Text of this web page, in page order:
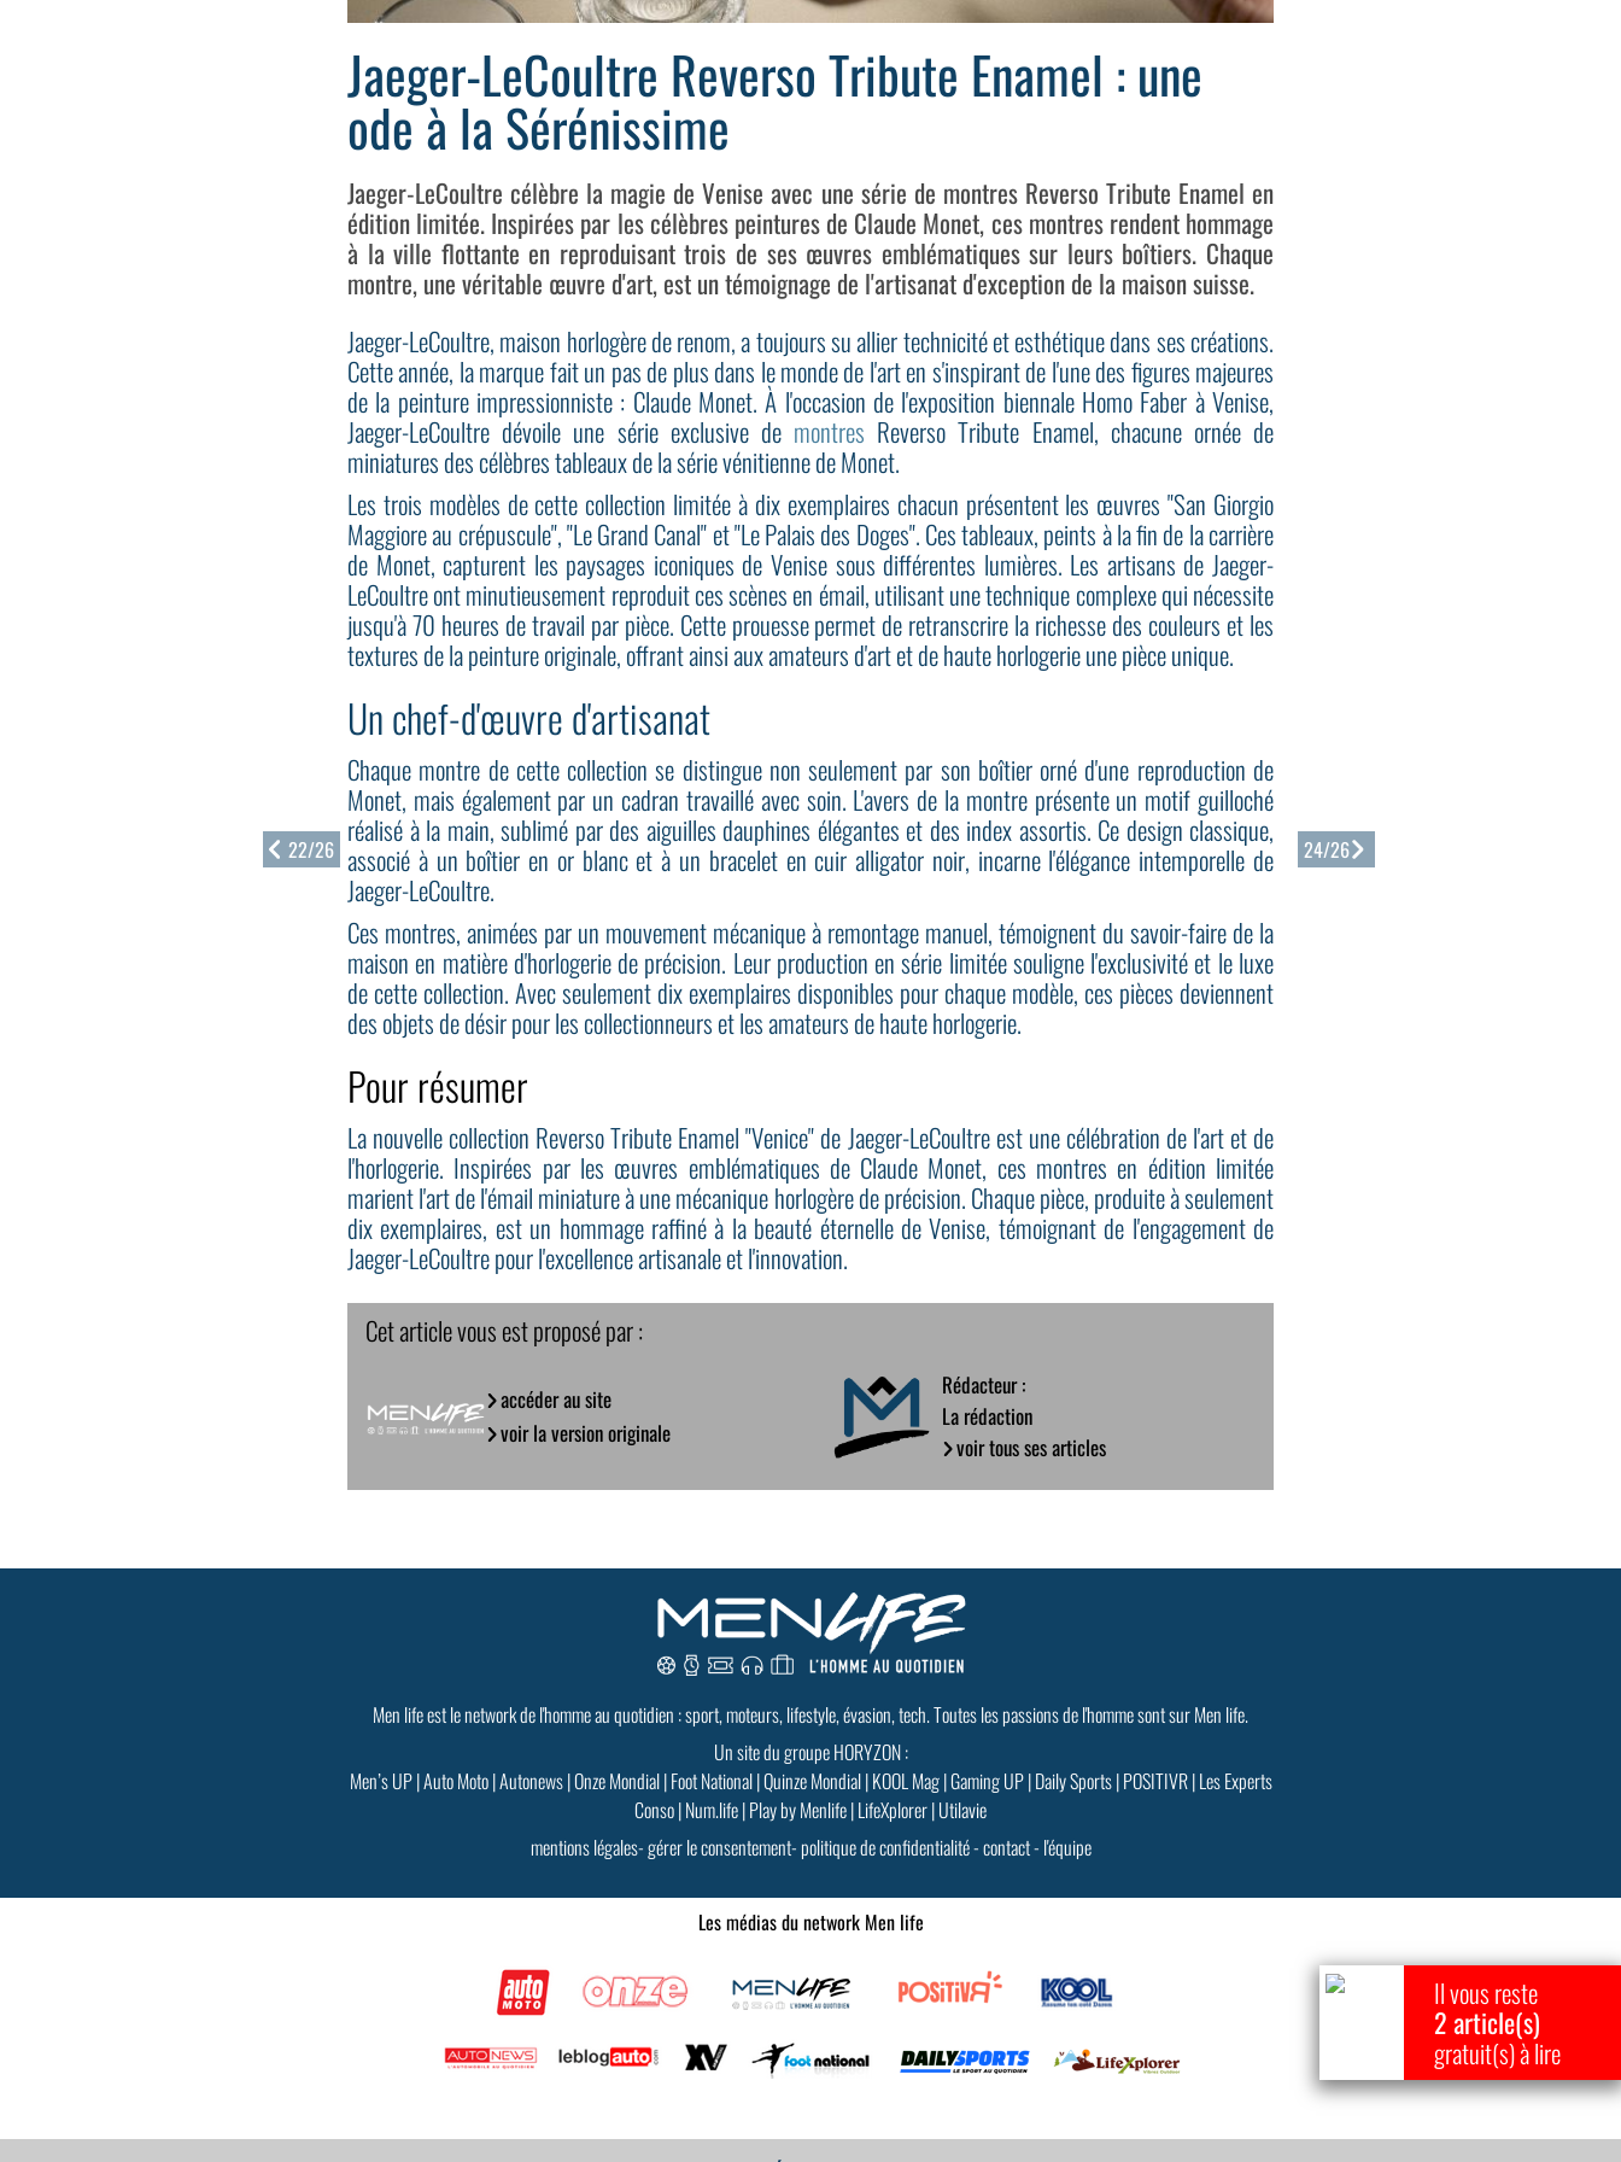
22/26
Jaeger-LeCoultre Reverso Tribute Enamel : une
ode à la Sérénissime
Jaeger-LeCoultre célèbre la magie de Venise avec une série de montres Reverso Tribute Enamel en
édition limitée. Inspirées par les célèbres peintures de Claude Monet, ces montres rendent hommage
à la ville flottante en reproduisant trois de ses œuvres emblématiques sur leurs boîtiers. Chaque
montre, une véritable œuvre d'art, est un témoignage de l'artisanat d'exception de la maison suisse.
Jaeger-LeCoultre, maison horlogère de renom, a toujours su allier technicité et esthétique dans ses créations.
Cette année, la marque fait un pas de plus dans le monde de l'art en s'inspirant de l'une des figures majeures
de la peinture impressionniste : Claude Monet. À l'occasion de l'exposition biennale Homo Faber à Venise,
Jaeger-LeCoultre dévoile une série exclusive de montres Reverso Tribute Enamel, chacune ornée de
miniatures des célèbres tableaux de la série vénitienne de Monet.
Les trois modèles de cette collection limitée à dix exemplaires chacun présentent les œuvres "San Giorgio
Maggiore au crépuscule", "Le Grand Canal" et "Le Palais des Doges". Ces tableaux, peints à la fin de la carrière
de Monet, capturent les paysages iconiques de Venise sous différentes lumières. Les artisans de Jaeger-
LeCoultre ont minutieusement reproduit ces scènes en émail, utilisant une technique complexe qui nécessite
jusqu'à 70 heures de travail par pièce. Cette prouesse permet de retranscrire la richesse des couleurs et les
textures de la peinture originale, offrant ainsi aux amateurs d'art et de haute horlogerie une pièce unique.
Un chef-d'œuvre d'artisanat
Chaque montre de cette collection se distingue non seulement par son boîtier orné d'une reproduction de
Monet, mais également par un cadran travaillé avec soin. L'avers de la montre présente un motif guilloché
réalisé à la main, sublimé par des aiguilles dauphines élégantes et des index assortis. Ce design classique,
associé à un boîtier en or blanc et à un bracelet en cuir alligator noir, incarne l'élégance intemporelle de
Jaeger-LeCoultre.
Ces montres, animées par un mouvement mécanique à remontage manuel, témoignent du savoir-faire de la
maison en matière d'horlogerie de précision. Leur production en série limitée souligne l'exclusivité et le luxe
de cette collection. Avec seulement dix exemplaires disponibles pour chaque modèle, ces pièces deviennent
des objets de désir pour les collectionneurs et les amateurs de haute horlogerie.
Pour résumer
La nouvelle collection Reverso Tribute Enamel "Venice" de Jaeger-LeCoultre est une célébration de l'art et de
l'horlogerie. Inspirées par les œuvres emblématiques de Claude Monet, ces montres en édition limitée
marient l'art de l'émail miniature à une mécanique horlogère de précision. Chaque pièce, produite à seulement
dix exemplaires, est un hommage raffiné à la beauté éternelle de Venise, témoignant de l'engagement de
Jaeger-LeCoultre pour l'excellence artisanale et l'innovation.
Cet article vous est proposé par :
accéder au site
voir la version originale
Rédacteur :
La rédaction
voir tous ses articles
Il vous reste
2 article(s)
gratuit(s) à lire
24/26
Men life est le network de l'homme au quotidien : sport, moteurs, lifestyle, évasion, tech. Toutes les passions de l'homme sont sur Men life.
Un site du groupe HORYZON :
Men’s UP|Auto Moto|Autonews|Onze Mondial|Foot National|Quinze Mondial|KOOL Mag|Gaming UP|Daily Sports|POSITIVR|Les Experts
Conso|Num.life|Play by Menlife|LifeXplorer|Utilavie
mentions légales-gérer le consentement-politique de confidentialité-contact- l'équipe
Les médias du network Men life